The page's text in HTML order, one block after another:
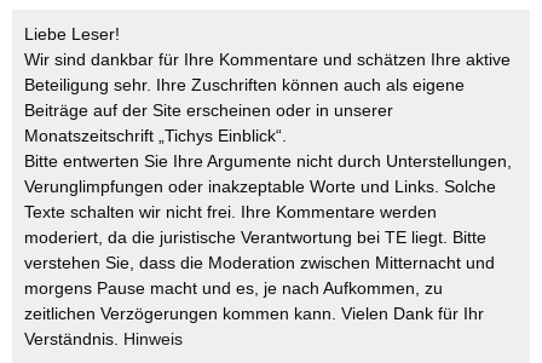
Liebe Leser!
Wir sind dankbar für Ihre Kommentare und schätzen Ihre aktive
Beteiligung sehr. Ihre Zuschriften können auch als eigene
Beiträge auf der Site erscheinen oder in unserer
Monatszeitschrift „Tichys Einblick“.
Bitte entwerten Sie Ihre Argumente nicht durch Unterstellungen,
Verunglimpfungen oder inakzeptable Worte und Links. Solche
Texte schalten wir nicht frei. Ihre Kommentare werden
moderiert, da die juristische Verantwortung bei TE liegt. Bitte
verstehen Sie, dass die Moderation zwischen Mitternacht und
morgens Pause macht und es, je nach Aufkommen, zu
zeitlichen Verzögerungen kommen kann. Vielen Dank für Ihr
Verständnis. Hinweis